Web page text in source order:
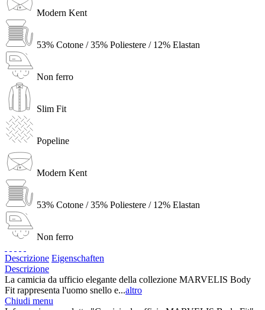
Modern Kent
53% Cotone / 35% Poliestere / 12% Elastan
Non ferro
Slim Fit
Popeline
Modern Kent
53% Cotone / 35% Poliestere / 12% Elastan
Non ferro
Descrizione Eigenschaften
Descrizione
La camicia da ufficio elegante della collezione MARVELIS Body
Fit rappresenta l'uomo snello e...altro
Chiudi menu